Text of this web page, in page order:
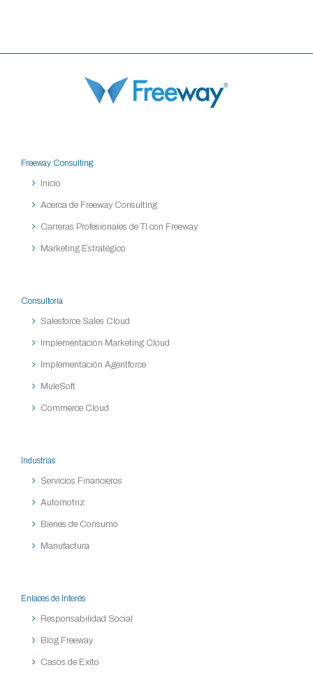
Freeway Consulting
Inicio
Acerca de Freeway Consulting
Carreras Profesionales de TI con Freeway
Marketing Estratégico
Consultoría
Salesforce Sales Cloud
Implementación Marketing Cloud
Implementación Agentforce
MuleSoft
Commerce Cloud
Industrias
Servicios Financieros
Automotriz
Bienes de Consumo
Manufactura
Enlaces de Interés
Responsabilidad Social
Blog Freeway
Casos de Exito